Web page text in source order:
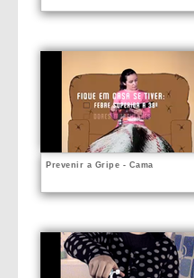
Prevenir a Gripe - Cama